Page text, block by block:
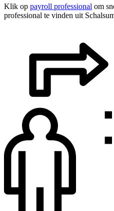
Klik op payroll professional om
professional te vinden uit